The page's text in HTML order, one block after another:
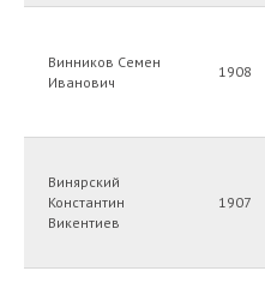
Винников Семен
Иванович
1908
Винярский
Константин
Викентиев
1907